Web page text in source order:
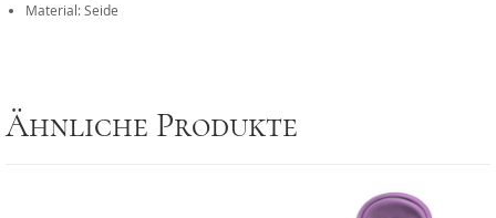
Material: Seide
Ähnliche Produkte